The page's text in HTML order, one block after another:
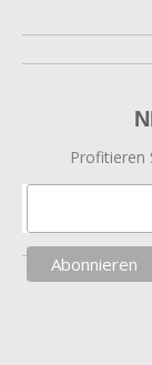
Profitieren